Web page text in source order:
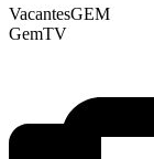
VacantesGEM
GemTV